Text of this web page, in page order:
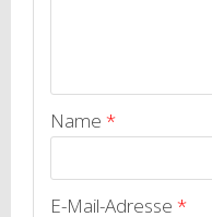
Name *
E-Mail-Adresse *